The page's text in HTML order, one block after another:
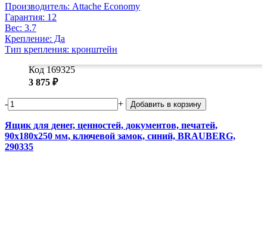
Производитель: Attache Economy
Гарантия: 12
Вес: 3.7
Крепление: Да
Тип крепления: кронштейн
Код 169325
3 875 ₽
- + Добавить в корзину
Ящик для денег, ценностей, документов, печатей,
90х180х250 мм, ключевой замок, синий, BRAUBERG,
290335